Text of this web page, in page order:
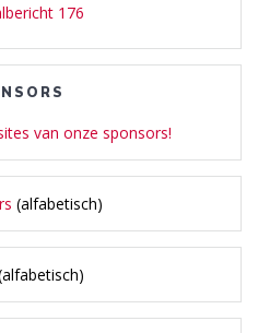
176
van onze sponsors!
(alfabetisch)